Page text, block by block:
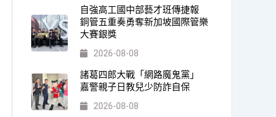
自強高工國中部藝才班傳捷報
銅管五重奏勇奪新加坡國際管樂
大賽銀獎
2026-08-08
諸葛四郎大戰「網路魔鬼黨」
嘉警親子日教兒少防詐自保
2026-08-08